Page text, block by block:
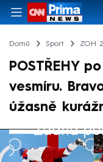
Domů Sport ZOH
POSTŘEHY
vesmíru.
úžasně
Žádná